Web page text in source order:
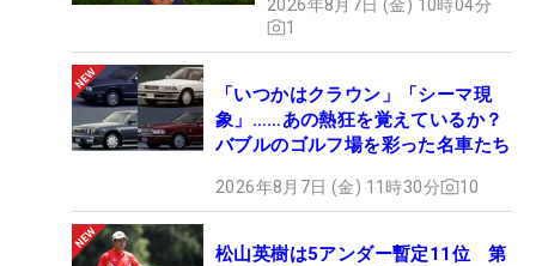
2026年8月7日 (金) 10時04分
1
「いつかはクラウン」「シーマ現
象」……あの熱狂を覚えているか？
バブルのゴルフ場を彩った名車たち
2026年8月7日 (金) 11時30分 10
松山英樹は5アンダー暫定11位 第